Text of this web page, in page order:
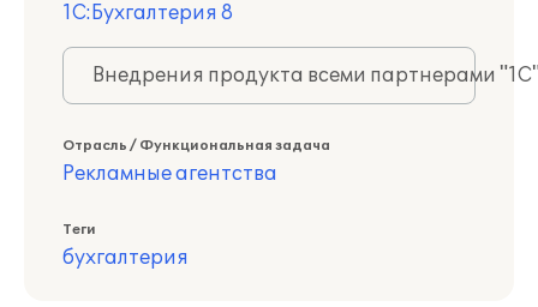
1С:Бухгалтерия 8
Внедрения продукта всеми партнерами
Отрасль / Функциональная задача
Рекламные агентства
Теги
бухгалтерия